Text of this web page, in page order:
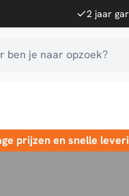
2 jaar
ben je naar opzoek?
prijzen en snelle